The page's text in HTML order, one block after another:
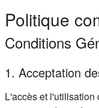
Politique
Conditions
1. Acceptation
L'accès et l'utilisation